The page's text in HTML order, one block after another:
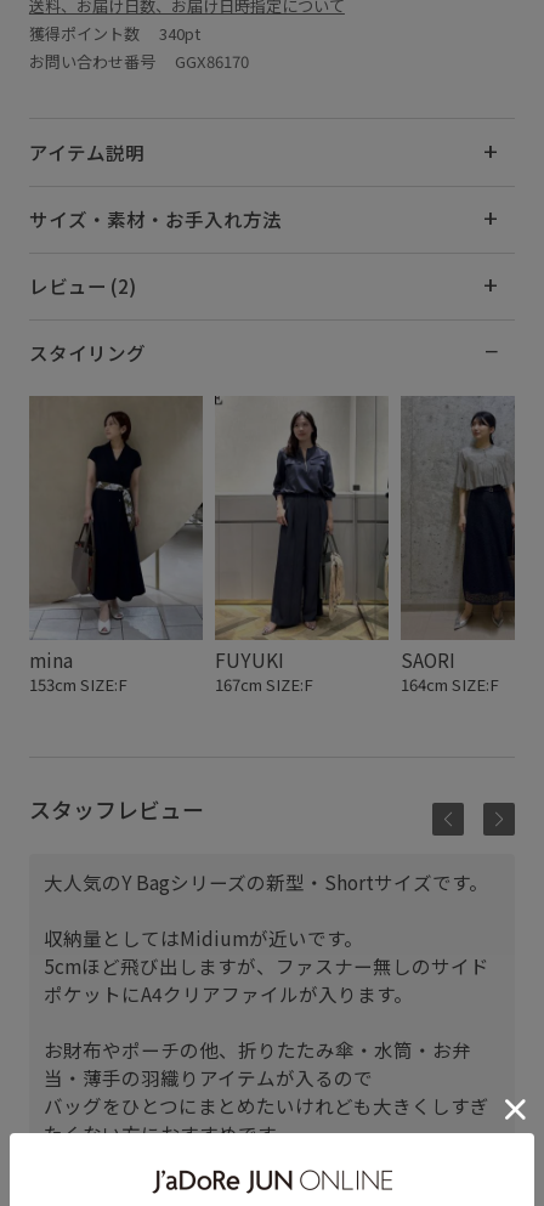
送料、お届け日数、お届け日時指定について
獲得ポイント数 340pt
お問い合わせ番号 GGX86170
アイテム説明
サイズ・素材・お手入れ方法
レビュー (2)
スタイリング
mina
153cm SIZE:F
FUYUKI
167cm SIZE:F
SAORI
164cm SIZE:F
スタッフレビュー
大人気のY Bagシリーズの新型・Shortサイズです。
収納量としてはMidiumが近いです。
5cmほど飛び出しますが、ファスナー無しのサイド
ポケットにA4クリアファイルが入ります。
お財布やポーチの他、折りたたみ傘・水筒・お弁
当・薄手の羽織りアイテムが入るので
バッグをひとつにまとめたいけれども大きくしすぎ
たくない方におすすめです。
アトレ恵比寿